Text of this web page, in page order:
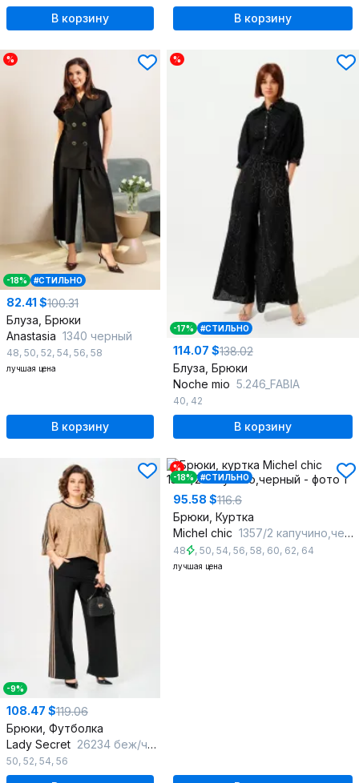
В корзину В корзину
%
-18% #СТИЛЬНО
82.41 $100.31
Блуза, Брюки
Anastasia 1340 черный
48, 50, 52, 54, 56, 58
лучшая цена
В корзину
%
-17% #СТИЛЬНО
114.07 $138.02
Блуза, Брюки
Noche mio 5.246_FABIA
40, 42
В корзину
-9%
108.47 $119.06
Брюки, Футболка
Lady Secret 26234 беж/черный
50, 52, 54, 56
%
-18%
#СТИЛЬНО
95.58 $116.6
Брюки, Куртка
Michel chic 1357/2 капучино,черный
48 , 50, 54, 56, 58, 60, 62, 64
лучшая цена